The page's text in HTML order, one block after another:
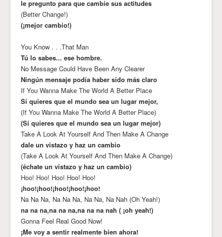
le pregunto para que cambie sus actitudes
(Better Change!)
(¡mejor cambio!)
You Know . . .That Man
Tú lo sabes... ese hombre.
No Message Could Have Been Any Clearer
Ningún mensaje podía haber sido más claro
If You Wanna Make The World A Better Place
Si quieres que el mundo sea un lugar mejor,
(If You Wanna Make The World A Better Place)
(Si quieres que el mundo sea un lugar mejor)
Take A Look At Yourself And Then Make A Change
dale un vistazo y haz un cambio
(Take A Look At Yourself And Then Make A Change)
(échate un vistazo y haz un cambio)
Hoo! Hoo! Hoo! Hoo! Hoo!
¡hoo!¡hoo!¡hoo!¡hoo!¡hoo!
Na Na Na, Na Na Na, Na Na, Na Nah (Oh Yeah!)
na na na,na na na,na na na nah ( ¡oh yeah!)
Gonna Feel Real Good Now!
¡Me voy a sentir realmente bien ahora!